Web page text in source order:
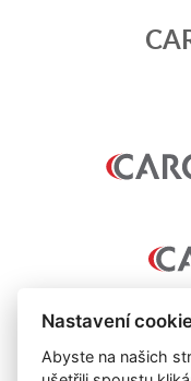
Nastavení
Abyste na našich